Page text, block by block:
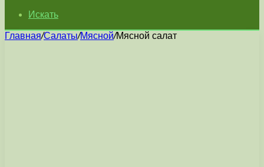
Искать
Главная/Салаты/Мясной/Мясной салат